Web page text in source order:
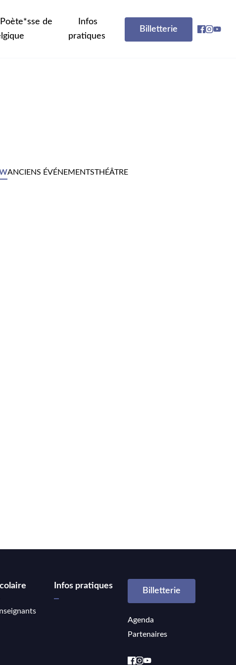
Poète*sse de
Infos
pratiques
Billetterie
ANCIENS ÉVÉNEMENTSTHÉÂTRE
Infos pratiques
Billetterie
Agenda
Partenaires